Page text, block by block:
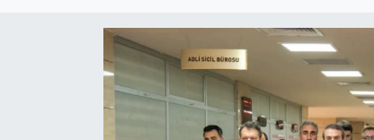
RESMİ REKLAM